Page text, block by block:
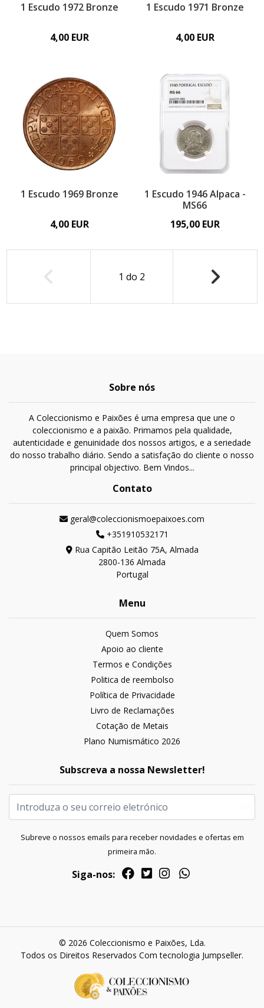
1 Escudo 1972 Bronze
4,00 EUR
1 Escudo 1971 Bronze
4,00 EUR
1 Escudo 1969 Bronze
4,00 EUR
1 Escudo 1946 Alpaca -
MS66
195,00 EUR
1 do 2
Sobre nós
A Coleccionismo e Paixões é uma empresa que une o
coleccionismo e a paixão. Primamos pela qualidade,
autenticidade e genuinidade dos nossos artigos, e a seriedade
do nosso trabalho diário. Sendo a satisfação do cliente o nosso
principal objectivo. Bem Vindos...
Contato
geral@coleccionismoepaixoes.com
+351910532171
Rua Capitão Leitão 75A, Almada
2800-136 Almada
Portugal
Menu
Quem Somos
Apoio ao cliente
Termos e Condições
Politica de reembolso
Política de Privacidade
Livro de Reclamações
Cotação de Metais
Plano Numismático 2026
Subscreva a nossa Newsletter!
Subreve o nossos emails para receber novidades e ofertas em
primeira mão.
Siga-nos:
© 2026 Coleccionismo e Paixões, Lda.
Todos os Direitos Reservados Com tecnologia Jumpseller.